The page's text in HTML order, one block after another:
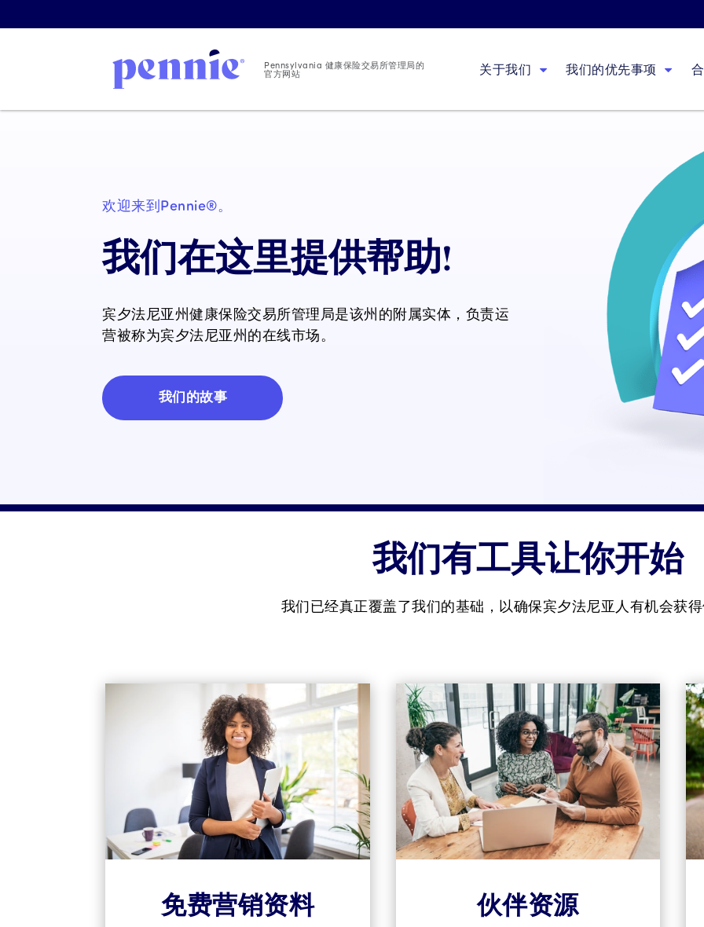
Pennsylvania 健康保险交易所管理局的
官方网站 关于我们 我们的优先事项
欢迎来到Pennie®。
我们在这里提供帮助!
宾夕法尼亚州健康保险交易所管理局是该州的附属实体，负责运
营被称为宾夕法尼亚州的在线市场。
我们的故事
我们有工具让你开始
我们已经真正覆盖了我们的基础，以确保宾夕法尼亚人有机会获
免费营销资料 伙伴资源